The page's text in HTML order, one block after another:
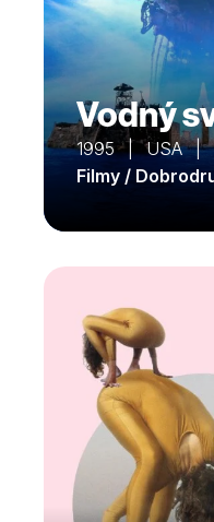
Vodný
1995 | USA |
Filmy /